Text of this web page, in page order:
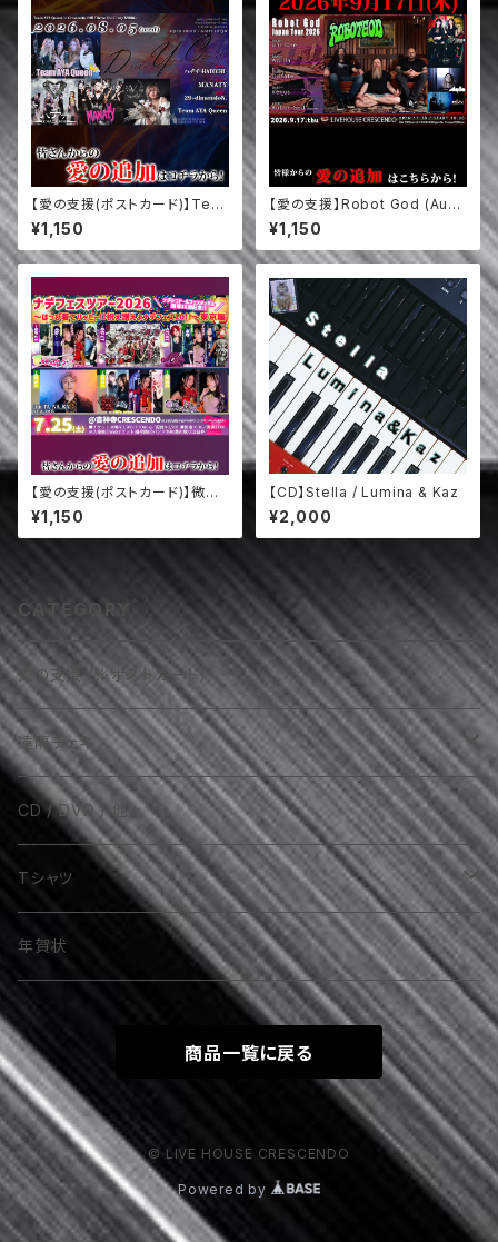
【愛の支援(ポストカード)】Tea
m AYA Queen / 29+dimens
ioN. / MANATY / ハヂチ-HA
DICHI- (8/5)
¥1,150
【愛の支援】Robot God (Aust
ralia) / Venus / D=fate / Aqi
lla / unclose (9/17)
¥1,150
【愛の支援(ポストカード)】微少
女戦士ナデシコムーンS / 柚田
麻里 / RIE 90's SESSION / J
un TA_NA_KA / VEGASPADE
/ ナデシコドール（7/25）
¥1,150
【CD】Stella / Lumina & Kaz
¥2,000
CATEGORY
愛の支援 (※ポストカード)
遠隔チェキ
AKIRA（VOLCANO / 他）
RELUNA（Regina fantasma）
魔威呼（金城舞子）
TOKYO SPANDIXXX
YOU
YOU＆Himaxxx
お百合（Rakshasa）
美月咲愛（Silent Tales）
SIRENT SCREEM
CD / DVD / 他
Tシャツ
LOUD&PROUD
その他
年賀状
商品一覧に戻る
© LIVE HOUSE CRESCENDO
Powered by